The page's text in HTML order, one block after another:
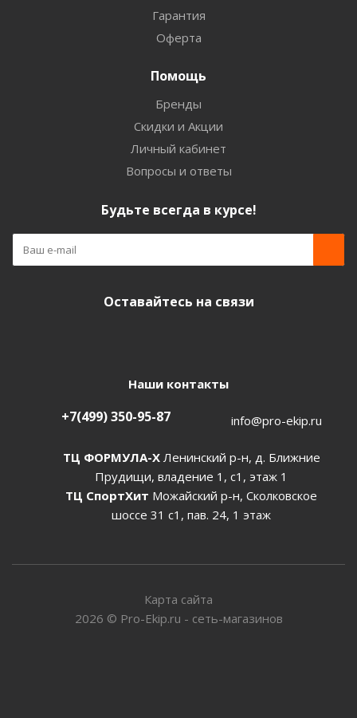
Гарантия
Оферта
Помощь
Бренды
Скидки и Акции
Личный кабинет
Вопросы и ответы
Будьте всегда в курсе!
Оставайтесь на связи
Наши контакты
+7(499) 350-95-87 info@pro-ekip.ru
ТЦ ФОРМУЛА-ХЛенинский р-н, д. Ближние
Прудищи, владение 1, с1, этаж 1
ТЦ СпортХит Можайский р-н, Сколковское
шоссе 31 с1, пав. 24, 1 этаж
Карта сайта
2026 © Pro-Ekip.ru - сеть-магазинов